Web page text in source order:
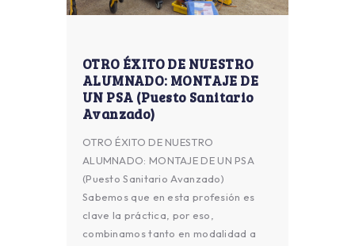
OTRO ÉXITO DE NUESTRO
ALUMNADO: MONTAJE DE
UN PSA (Puesto Sanitario
Avanzado)
OTRO ÉXITO DE NUESTRO
ALUMNADO: MONTAJE DE UN PSA
(Puesto Sanitario Avanzado)
Sabemos que en esta profesión es
clave la práctica, por eso,
combinamos tanto en modalidad a